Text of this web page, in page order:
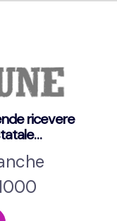
ricevere